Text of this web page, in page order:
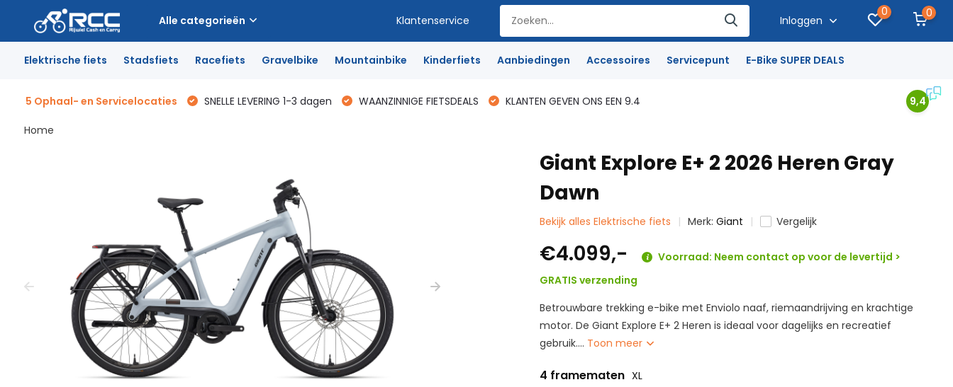
Alle categorieën Klantenservice Inloggen
0 0
Elektrische fiets Stadsfiets Racefiets Gravelbike Mountainbike Kinderfiets Aanbiedingen Accessoires Servicepunt E-Bike SUPER DEALS
5 Ophaal- en Servicelocaties SNELLE LEVERING 1-3 dagen WAANZINNIGE FIETSDEALS KLANTEN GEVEN ONS EEN 9.4 9,4
Home
Giant Explore E+ 2 2026 Heren Gray
Dawn
Bekijk alles Elektrische fiets Merk:Giant Vergelijk
€4.099,-
Voorraad: Neem contact op voor de levertijd >
GRATIS verzending
Betrouwbare trekking e-bike met Enviolo naaf, riemaandrijving en krachtige
motor. De Giant Explore E+ 2 Heren is ideaal voor dagelijks en recreatief
gebruik.... Toon meer
4 framematen XL